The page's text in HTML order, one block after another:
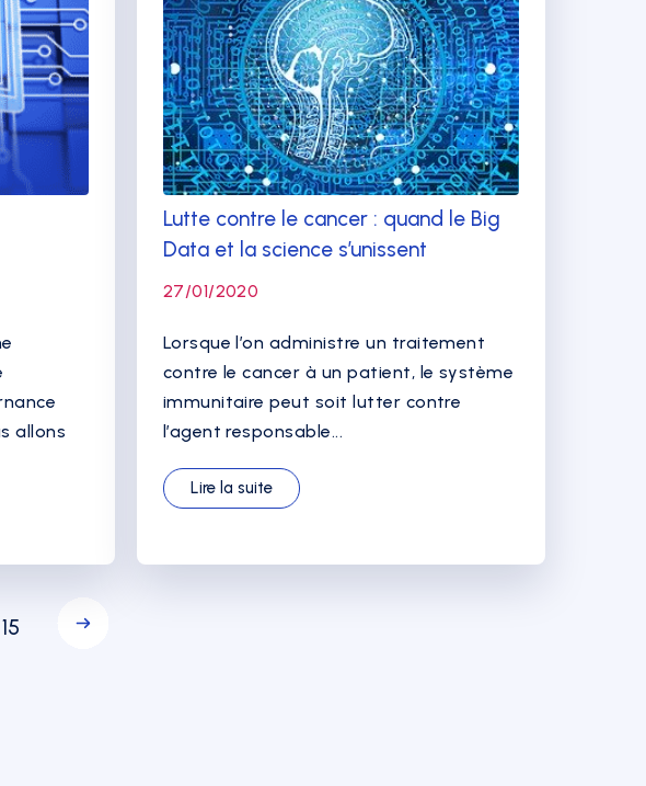
allons
Lutte contre le cancer : quand le Big
Data et la science s’unissent
27/01/2020
Lorsque l’on administre un traitement
contre le cancer à un patient, le système
immunitaire peut soit lutter contre
l’agent responsable...
Lire la suite
15